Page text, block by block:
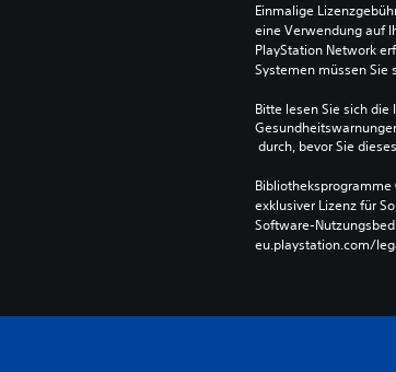
Einmalige
eine Verwendung auf
PlayStation Network
Systemen müssen Sie
Bitte lesen Sie sich
durch, bevor Sie
exklusiver Lizenz für
Software-
eu.playstation.com/